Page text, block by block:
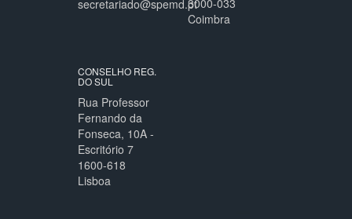
secretariado@spemd.pt3000-033
Coimbra
CONSELHO REG.
DO SUL
Rua Professor
Fernando da
Fonseca, 10A -
Escritório 7
1600-618
Lisboa